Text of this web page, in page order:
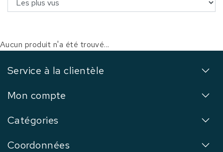
Aucun produit n'a été trouvé...
Service à la clientèle
Mon compte
Catégories
Coordonnées